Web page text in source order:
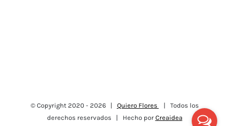
© Copyright 2020 - 2026 | Quiero Flores
| Todos los
derechos reservados | Hecho por Creaidea